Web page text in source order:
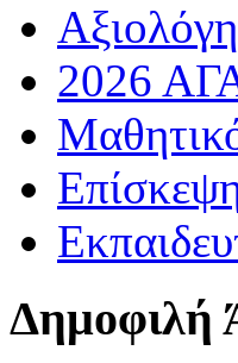
2026
Δημοφιλή